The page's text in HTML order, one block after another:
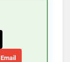
Email